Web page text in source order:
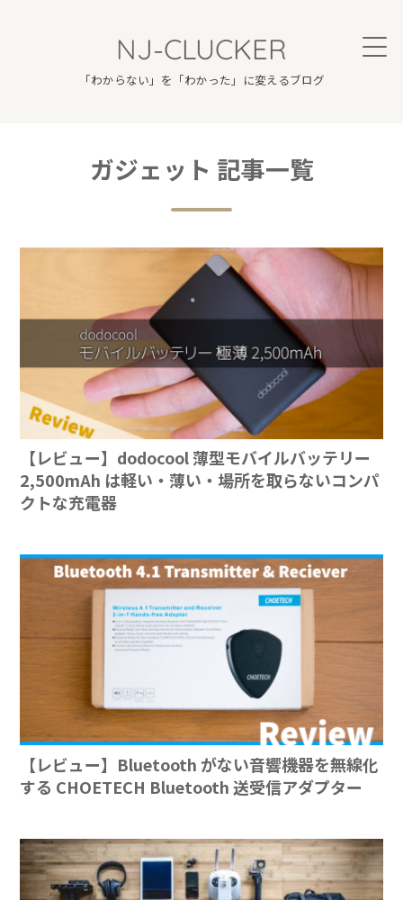
NJ-CLUCKER
「わからない」を「わかった」に変えるブログ
ガジェット 記事一覧
【レビュー】dodocool 薄型モバイルバッテリー
2,500mAh は軽い・薄い・場所を取らないコンパ
クトな充電器
【レビュー】Bluetooth がない音響機器を無線化
する CHOETECH Bluetooth 送受信アダプター